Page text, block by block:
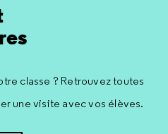
classe ? Retrouvez toutes
une visite avec vos élèves.